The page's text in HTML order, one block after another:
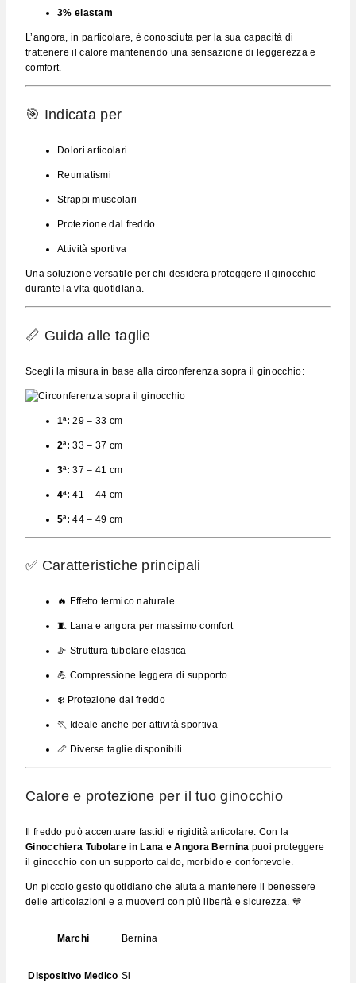
3% elastam
L’angora, in particolare, è conosciuta per la sua capacità di
trattenere il calore mantenendo una sensazione di leggerezza e
comfort.
🎯 Indicata per
Dolori articolari
Reumatismi
Strappi muscolari
Protezione dal freddo
Attività sportiva
Una soluzione versatile per chi desidera proteggere il ginocchio
durante la vita quotidiana.
📏 Guida alle taglie
Scegli la misura in base alla circonferenza sopra il ginocchio:
1ª: 29 – 33 cm
2ª: 33 – 37 cm
3ª: 37 – 41 cm
4ª: 41 – 44 cm
5ª: 44 – 49 cm
✅ Caratteristiche principali
🔥 Effetto termico naturale
🧵 Lana e angora per massimo comfort
🦵 Struttura tubolare elastica
💪 Compressione leggera di supporto
❄️ Protezione dal freddo
🏃 Ideale anche per attività sportiva
📏 Diverse taglie disponibili
Calore e protezione per il tuo ginocchio
Il freddo può accentuare fastidi e rigidità articolare. Con la
Ginocchiera Tubolare in Lana e Angora Bernina puoi proteggere
il ginocchio con un supporto caldo, morbido e confortevole.
Un piccolo gesto quotidiano che aiuta a mantenere il benessere
delle articolazioni e a muoverti con più libertà e sicurezza. 💙
Marchi Bernina
Dispositivo Medico Si